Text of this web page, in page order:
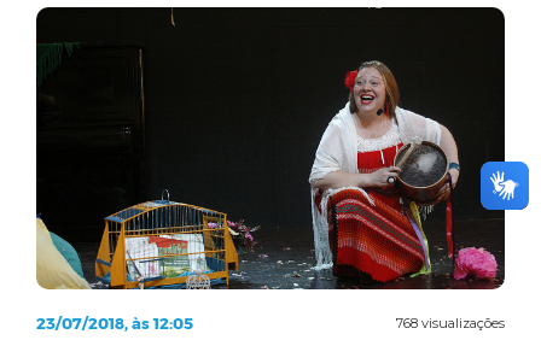
768 visualizações
23/07/2018, às 12:05